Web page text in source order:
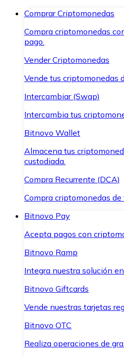
Comprar Criptomonedas
Compra criptomonedas
pago.
Vender Criptomonedas
Vende tus criptomonedas
Intercambiar (Swap)
Intercambia tus
Bitnovo Wallet
Almacena tus
custodiada.
Compra Recurrente (DCA)
Compra criptomonedas de
Bitnovo Pay
Acepta pagos con
Bitnovo Ramp
Integra nuestra solución
Bitnovo Giftcards
Vende nuestras tarjetas
Bitnovo OTC
Realiza operaciones de